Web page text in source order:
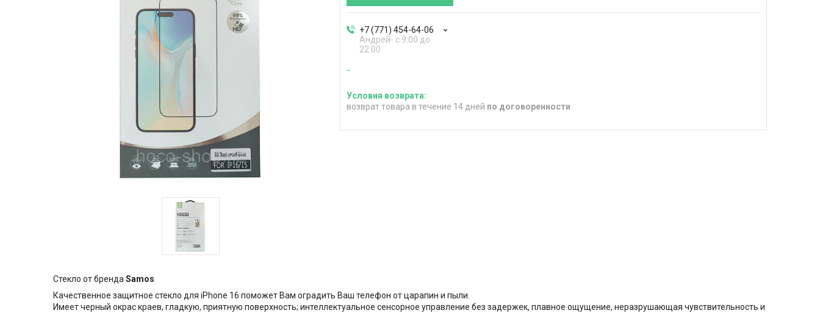
+7 (771) 454-64-06
Андрей- с 9:00 до
22:00
возврат товара в течение 14 дней по договоренности
Стекло от брендаSamos
Качественное защитное стекло для iPhone 16 поможет Вам оградить Ваш телефон от царапин и пыли.
Имеет черный окрас краев, гладкую, приятную поверхность; интеллектуальное сенсорное управление без задержек, плавное ощущение, неразрушающая чувствительность и